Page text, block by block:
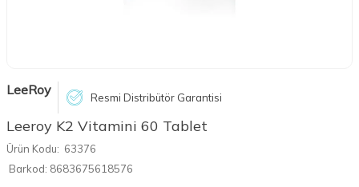
LeeRoy Resmi Distribütör Garantisi
Leeroy K2 Vitamini 60 Tablet
Ürün Kodu: 63376
Barkod: 8683675618576